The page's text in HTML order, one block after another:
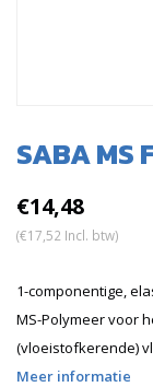
SABA
€14,48
(€17,52 Incl. btw)
1-componentige,
MS-Polymeer voor
(vloeistofkerende)
Meer informatie